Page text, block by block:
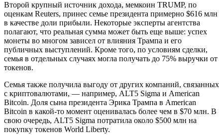
Второй крупный источник дохода, мемкоин TRUMP, по
оценкам Reuters, принес семье президента примерно $616 млн
в качестве доли прибыли. Некоторые эксперты агентства
полагают, что реальная сумма может быть еще выше: успех
монеты во многом зависел от влияния Трампа и его
публичных выступлений. Кроме того, по условиям сделки,
семья в отдельных случаях могла получать до 75% выручки от
токенов.
Семья также получила выгоду от других компаний, связанных
с криптовалютами, — например, ALT5 Sigma и American
Bitcoin. Доля сына президента Эрика Трампа в American
Bitcoin в какой‑то момент оценивалась более чем в $70 млн. В
свою очередь, ALT5 Sigma потратила около $500 млн на
покупку токенов World Liberty.